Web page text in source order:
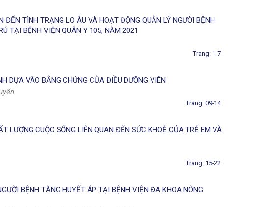
ĐẾN TÌNH TRẠNG LO ÂU VÀ HOẠT ĐỘNG QUẢN LÝ NGƯỜI BỆNH
TẠI BỆNH VIỆN QUÂN Y 105, NĂM 2021
Trang: 1-7
DỰA VÀO BẰNG CHỨNG CỦA ĐIỀU DƯỠNG VIÊN
Trang: 09-14
LƯỢNG CUỘC SỐNG LIÊN QUAN ĐẾN SỨC KHOẺ CỦA TRẺ EM VÀ
Trang: 15-22
BỆNH TĂNG HUYẾT ÁP TẠI BỆNH VIỆN ĐA KHOA NÔNG